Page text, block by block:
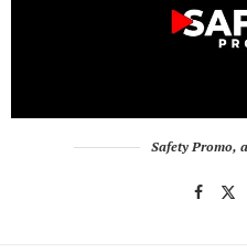
Safety Promo,